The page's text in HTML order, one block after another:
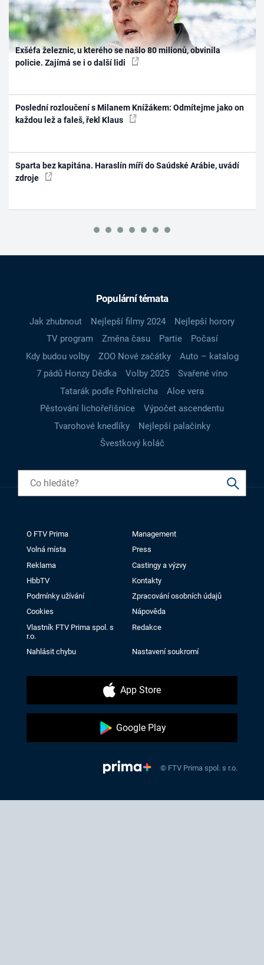
Exšéfa železnic, u kterého se našlo 80 milionů, obvinila
policie. Zajímá se i o další lidi
Poslední rozloučení s Milanem Knížákem: Odmítejme jako on
každou lež a faleš, řekl Klaus
Sparta bez kapitána. Haraslín míří do Saúdské Arábie, uvádí
zdroje
Populární témata
Jak zhubnout Nejlepší filmy 2024
Nejlepší horory
TV program
Změna času Partie
Počasí
Kdy budou volby
ZOO Nové začátky
Auto – katalog
7 pádů Honzy Dědka
Volby 2025
Svařené víno
Tatarák podle Pohlreicha
Aloe vera
Pěstování lichořeřišnice
Výpočet ascendentu
Tvarohové knedlíky
Nejlepší palačinky
Švestkový koláč
O FTV Prima
Management
Volná místa
Press
Reklama
Castingy a výzvy
HbbTV
Kontakty
Podmínky užívání
Zpracování osobních údajů
Cookies
Nápověda
Vlastník FTV Prima spol. s
r.o.
Redakce
Nahlásit chybu Nastavení soukromí
App Store
Google Play
© FTV Prima spol. s r.o.